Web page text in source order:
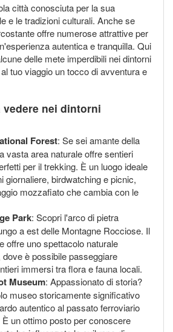
città conosciuta per la sua
e le tradizioni culturali. Anche se
offre numerose attrattive per
autentica e tranquilla. Qui
delle mete imperdibili nei dintorni
tuo viaggio un tocco di avventura e
vedere nei dintorni
Forest: Se sei amante della
vasta area naturale offre sentieri
per il trekking. È un luogo ideale
giornaliere, birdwatching e picnic,
mozzafiato che cambia con le
Park: Scopri l'arco di pietra
a est delle Montagne Rocciose. Il
offre uno spettacolo naturale
è possibile passeggiare
immersi tra flora e fauna locali.
Museum: Appassionato di storia?
museo storicamente significativo
autentico al passato ferroviario
È un ottimo posto per conoscere